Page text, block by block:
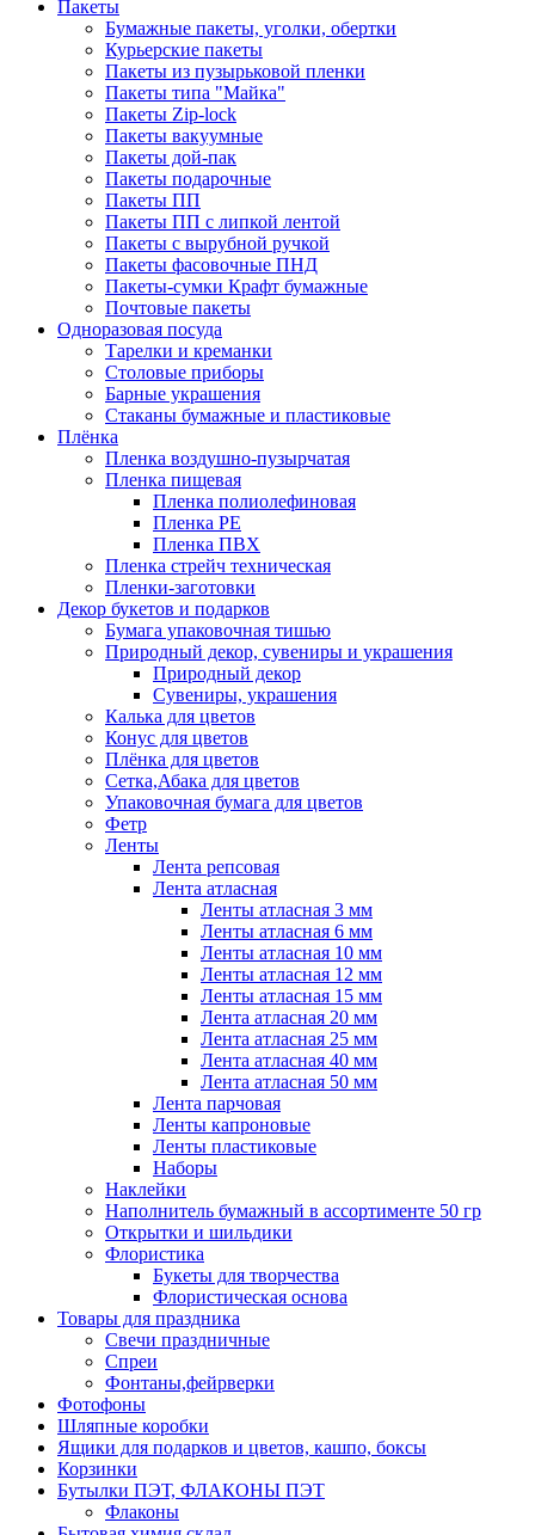
Пакеты
Бумажные пакеты, уголки, обертки
Курьерские пакеты
Пакеты из пузырьковой пленки
Пакеты типа "Майка"
Пакеты Zip-lock
Пакеты вакуумные
Пакеты дой-пак
Пакеты подарочные
Пакеты ПП
Пакеты ПП с липкой лентой
Пакеты с вырубной ручкой
Пакеты фасовочные ПНД
Пакеты-сумки Крафт бумажные
Почтовые пакеты
Одноразовая посуда
Тарелки и креманки
Столовые приборы
Барные украшения
Стаканы бумажные и пластиковые
Плёнка
Пленка воздушно-пузырчатая
Пленка пищевая
Пленка полиолефиновая
Пленка PE
Пленка ПВХ
Пленка стрейч техническая
Пленки-заготовки
Декор букетов и подарков
Бумага упаковочная тишью
Природный декор, сувениры и украшения
Природный декор
Сувениры, украшения
Калька для цветов
Конус для цветов
Плёнка для цветов
Сетка,Абака для цветов
Упаковочная бумага для цветов
Фетр
Ленты
Лента репсовая
Лента атласная
Ленты атласная 3 мм
Ленты атласная 6 мм
Ленты атласная 10 мм
Ленты атласная 12 мм
Ленты атласная 15 мм
Лента атласная 20 мм
Лента атласная 25 мм
Лента атласная 40 мм
Лента атласная 50 мм
Лента парчовая
Ленты капроновые
Ленты пластиковые
Наборы
Наклейки
Наполнитель бумажный в ассортименте 50 гр
Открытки и шильдики
Флористика
Букеты для творчества
Флористическая основа
Товары для праздника
Свечи праздничные
Спреи
Фонтаны,фейрверки
Фотофоны
Шляпные коробки
Ящики для подарков и цветов, кашпо, боксы
Корзинки
Бутылки ПЭТ, ФЛАКОНЫ ПЭТ
Флаконы